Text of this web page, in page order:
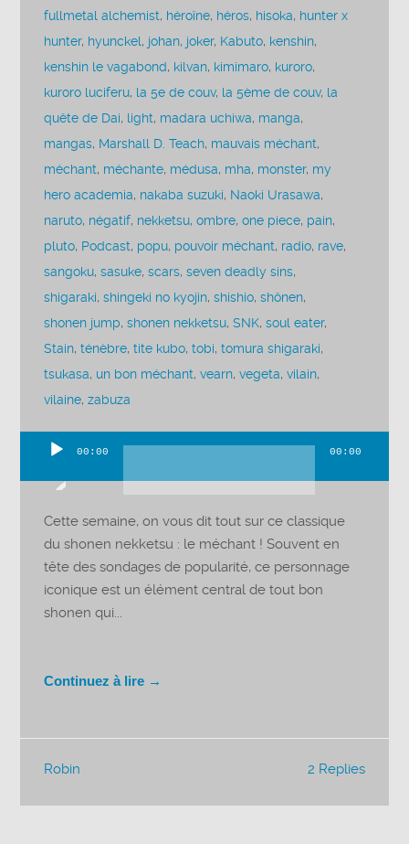
fullmetal alchemist, héroïne, héros, hisoka, hunter x
hunter, hyunckel, johan, joker, Kabuto, kenshin,
kenshin le vagabond, kilvan, kimimaro, kuroro,
kuroro luciferu, la 5e de couv, la 5ème de couv, la
quête de Dai, light, madara uchiwa, manga,
mangas, Marshall D. Teach, mauvais méchant,
méchant, méchante, médusa, mha, monster, my
hero academia, nakaba suzuki, Naoki Urasawa,
naruto, négatif, nekketsu,ombre,one piece, pain,
pluto, Podcast, popu, pouvoir méchant, radio, rave,
sangoku,sasuke,scars,seven deadly sins,
shigaraki,shingeki no kyojin,shishio,shônen,
shonen jump,shonen nekketsu,SNK,soul eater,
Stain,ténèbre,tite kubo,tobi,tomura shigaraki,
tsukasa, un bon méchant,vearn,vegeta,vilain,
vilaine,zabuza
audio
00:00 00:00
Cette semaine, on vous dit tout sur ce classique
du shonen nekketsu : le méchant ! Souvent en
tête des sondages de popularité, ce personnage
iconique est un élément central de tout bon
shonen qui...
Continuez à lire →
2 Replies
Robin